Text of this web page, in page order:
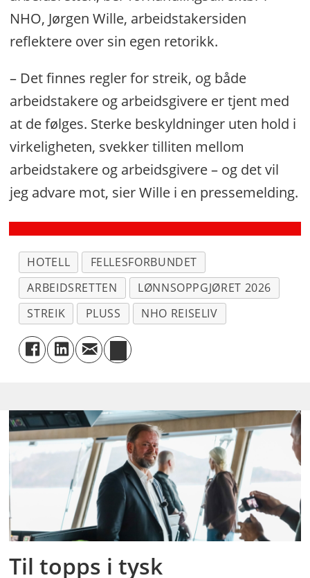
NHO, Jørgen Wille, arbeidstakersiden
reflektere over sin egen retorikk.
– Det finnes regler for streik, og både
arbeidstakere og arbeidsgivere er tjent med
at de følges. Sterke beskyldninger uten hold i
virkeligheten, svekker tilliten mellom
arbeidstakere og arbeidsgivere – og det vil
jeg advare mot, sier Wille i en pressemelding.
Varslet
uttak
med
nyinnmeldte
medlemmer
–
stoppet
av
HOTELL
FELLESFORBUNDET
ARBEIDSRETTEN
LØNNSOPPGJØRET 2026
STREIK
PLUSS NHO REISELIV
Til topps i tysk